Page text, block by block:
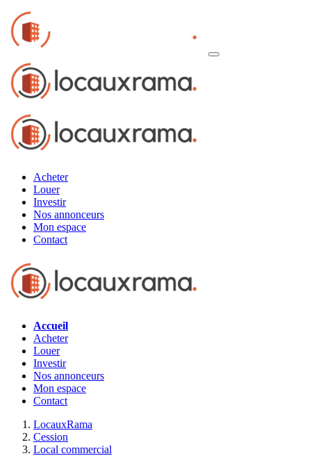
Acheter
Louer
Investir
Nos annonceurs
Mon espace
Contact
Accueil
Acheter
Louer
Investir
Nos annonceurs
Mon espace
Contact
LocauxRama
Cession
Local commercial